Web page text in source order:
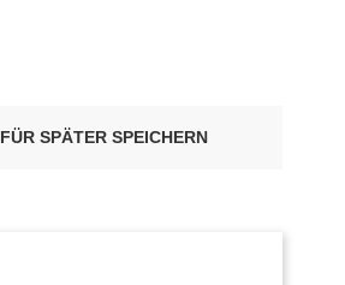
FÜR SPÄTER SPEICHERN